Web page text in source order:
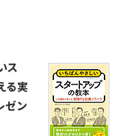
ス
る実
ゼン